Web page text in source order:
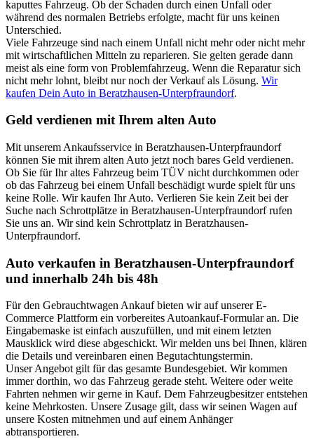
kaputtes Fahrzeug. Ob der Schaden durch einen Unfall oder
während des normalen Betriebs erfolgte, macht für uns keinen
Unterschied.
Viele Fahrzeuge sind nach einem Unfall nicht mehr oder nicht mehr
mit wirtschaftlichen Mitteln zu reparieren. Sie gelten gerade dann
meist als eine form von Problemfahrzeug. Wenn die Reparatur sich
nicht mehr lohnt, bleibt nur noch der Verkauf als Lösung. Wir
kaufen Dein Auto in Beratzhausen-Unterpfraundorf.
Geld verdienen mit Ihrem alten Auto
Mit unserem Ankaufsservice in Beratzhausen-Unterpfraundorf
können Sie mit ihrem alten Auto jetzt noch bares Geld verdienen.
Ob Sie für Ihr altes Fahrzeug beim TÜV nicht durchkommen oder
ob das Fahrzeug bei einem Unfall beschädigt wurde spielt für uns
keine Rolle. Wir kaufen Ihr Auto. Verlieren Sie kein Zeit bei der
Suche nach Schrottplätze in Beratzhausen-Unterpfraundorf rufen
Sie uns an. Wir sind kein Schrottplatz in Beratzhausen-
Unterpfraundorf.
Auto verkaufen in Beratzhausen-Unterpfraundorf
und innerhalb 24h bis 48h
Für den Gebrauchtwagen Ankauf bieten wir auf unserer E-
Commerce Plattform ein vorbereites Autoankauf-Formular an. Die
Eingabemaske ist einfach auszufüllen, und mit einem letzten
Mausklick wird diese abgeschickt. Wir melden uns bei Ihnen, klären
die Details und vereinbaren einen Begutachtungstermin.
Unser Angebot gilt für das gesamte Bundesgebiet. Wir kommen
immer dorthin, wo das Fahrzeug gerade steht. Weitere oder weite
Fahrten nehmen wir gerne in Kauf. Dem Fahrzeugbesitzer entstehen
keine Mehrkosten. Unsere Zusage gilt, dass wir seinen Wagen auf
unsere Kosten mitnehmen und auf einem Anhänger
abtransportieren.